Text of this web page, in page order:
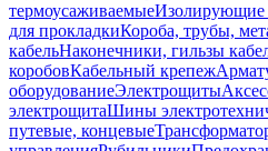
термоусаживаемые
для прокладкиКороба, трубы,
кабельНаконечники, гильзы
коробовКабельный крепеж
оборудованиеЭлектрощиты
электрощитаШины
путевые, концевые